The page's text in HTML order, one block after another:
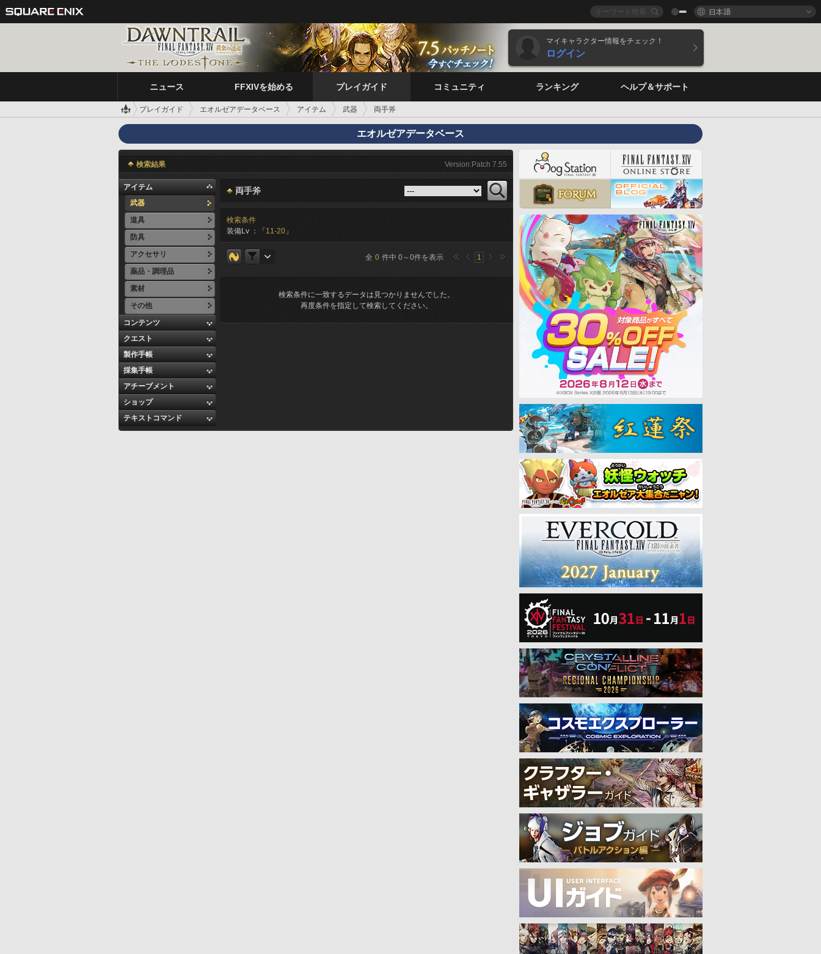
日本語
マイキャラクター情報をチェック！
ログイン
ニュース FFXIVを始める プレイガイド コミュニティ ランキング ヘルプ＆サポート
プレイガイド エオルゼアデータベース アイテム 武器 両手斧
エオルゼアデータベース
検索結果 Version:Patch 7.55
アイテム
武器
道具
防具
アクセサリ
薬品・調理品
素材
その他
コンテンツ
クエスト
製作手帳
採集手帳
アチーブメント
ショップ
テキストコマンド
両手斧
検索条件
装備Lv ：「 11-20 」
全 0 件中 0～0件を表示 1
検索条件に一致するデータは見つかりませんでした。
再度条件を指定して検索してください。